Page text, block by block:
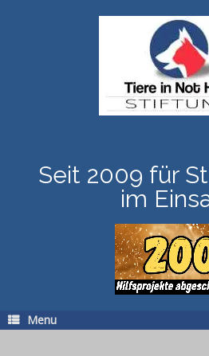
Seit 2009 für
im
Menu